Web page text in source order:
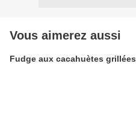
Vous aimerez aussi
Fudge aux cacahuètes grillées